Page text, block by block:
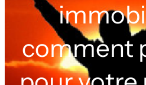
comment